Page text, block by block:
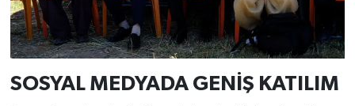
SOSYAL MEDYADA GENİŞ KATILIM